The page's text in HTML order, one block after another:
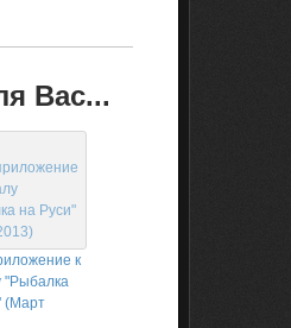
Вас...
к
"Рыбалка
(Март